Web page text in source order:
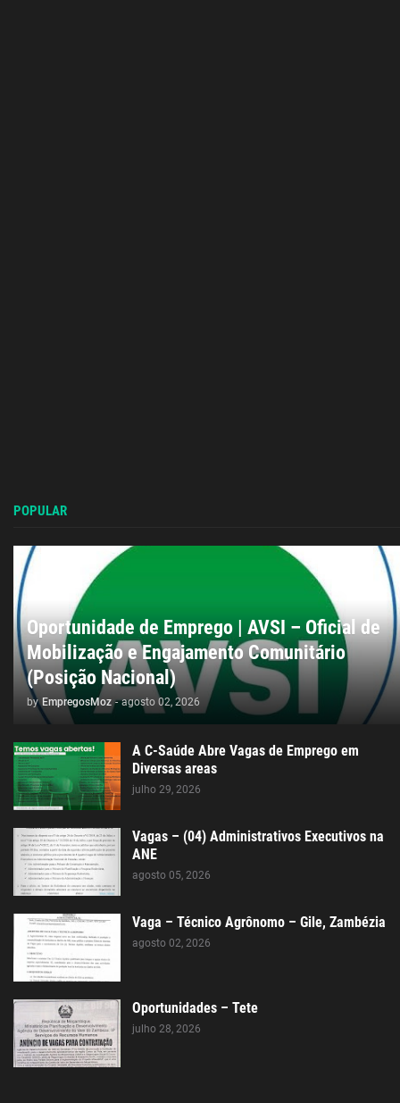
POPULAR
Oportunidade de Emprego | AVSI – Oficial de
Mobilização e Engajamento Comunitário
(Posição Nacional)
by EmpregosMoz - agosto 02, 2026
A C-Saúde Abre Vagas de Emprego em
Diversas areas
julho 29, 2026
Vagas – (04) Administrativos Executivos na
ANE
agosto 05, 2026
Vaga – Técnico Agrônomo – Gile, Zambézia
agosto 02, 2026
Oportunidades – Tete
julho 28, 2026